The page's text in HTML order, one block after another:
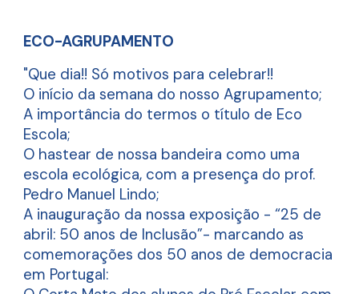
ECO-AGRUPAMENTO
"Que dia!! Só motivos para celebrar!!
O início da semana do nosso Agrupamento;
A importância do termos o título de Eco
Escola;
O hastear de nossa bandeira como uma
escola ecológica, com a presença do prof.
Pedro Manuel Lindo;
A inauguração da nossa exposição - “25 de
abril: 50 anos de Inclusão”- marcando as
comemorações dos 50 anos de democracia
em Portugal: